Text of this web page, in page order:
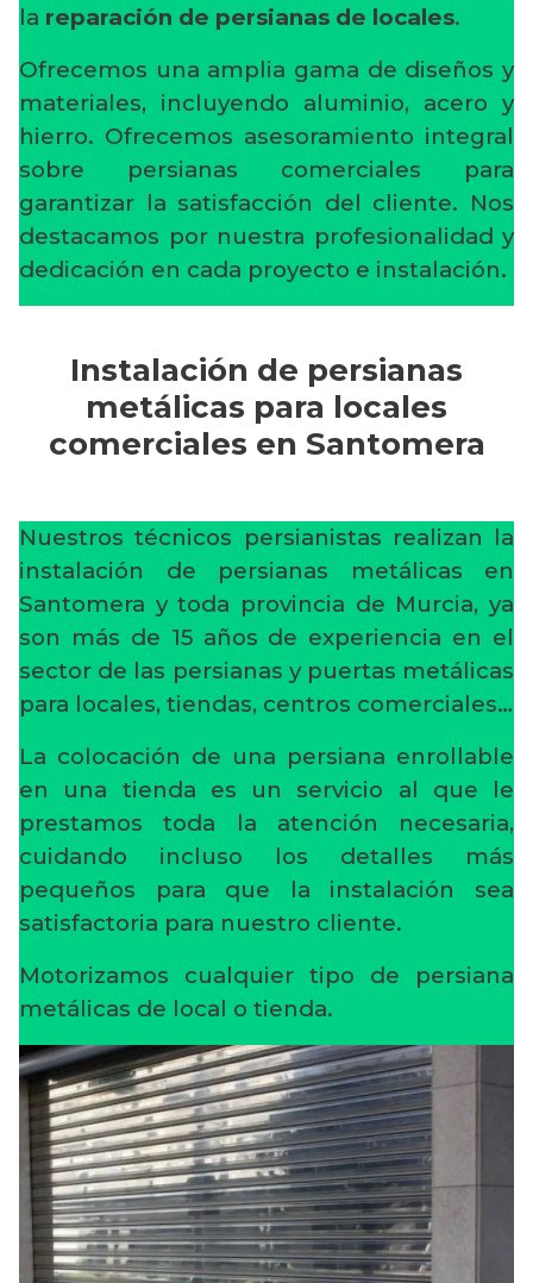
la reparación de persianas de locales.
Ofrecemos una amplia gama de diseños y
materiales, incluyendo aluminio, acero y
hierro. Ofrecemos asesoramiento integral
sobre persianas comerciales para
garantizar la satisfacción del cliente. Nos
destacamos por nuestra profesionalidad y
dedicación en cada proyecto e instalación.
Instalación de persianas
metálicas para locales
comerciales en Santomera
Nuestros técnicos persianistas realizan la
instalación de persianas metálicas en
Santomera y toda provincia de Murcia, ya
son más de 15 años de experiencia en el
sector de las persianas y puertas metálicas
para locales, tiendas, centros comerciales…
La colocación de una persiana enrollable
en una tienda es un servicio al que le
prestamos toda la atención necesaria,
cuidando incluso los detalles más
pequeños para que la instalación sea
satisfactoria para nuestro cliente.
Motorizamos cualquier tipo de persiana
metálicas de local o tienda.